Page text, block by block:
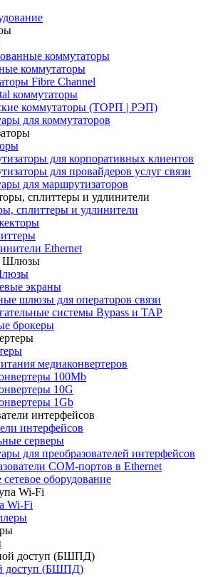
коммутаторы
коммутаторы
Fibre Channel
коммутаторы
коммутаторы (ТОРП | РЭП)
для коммутаторов
для корпоративных клиентов
для провайдеров услуг связи
для маршрутизаторов
сплиттеры и удлинители
Ethernet
экраны
шлюзы для операторов связи
системы Bypass и TAP
брокеры
медиаконвертеров
100Mb
10G
1Gb
интерфейсов
серверы
для преобразователей интерфейсов
COM-портов в Ethernet
оборудование
Wi-Fi
доступ (БШПД)